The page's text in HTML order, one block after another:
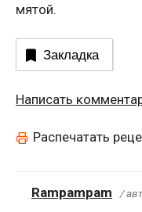
мятой.
Закладка
Написать
Распечатать
Rampampam /